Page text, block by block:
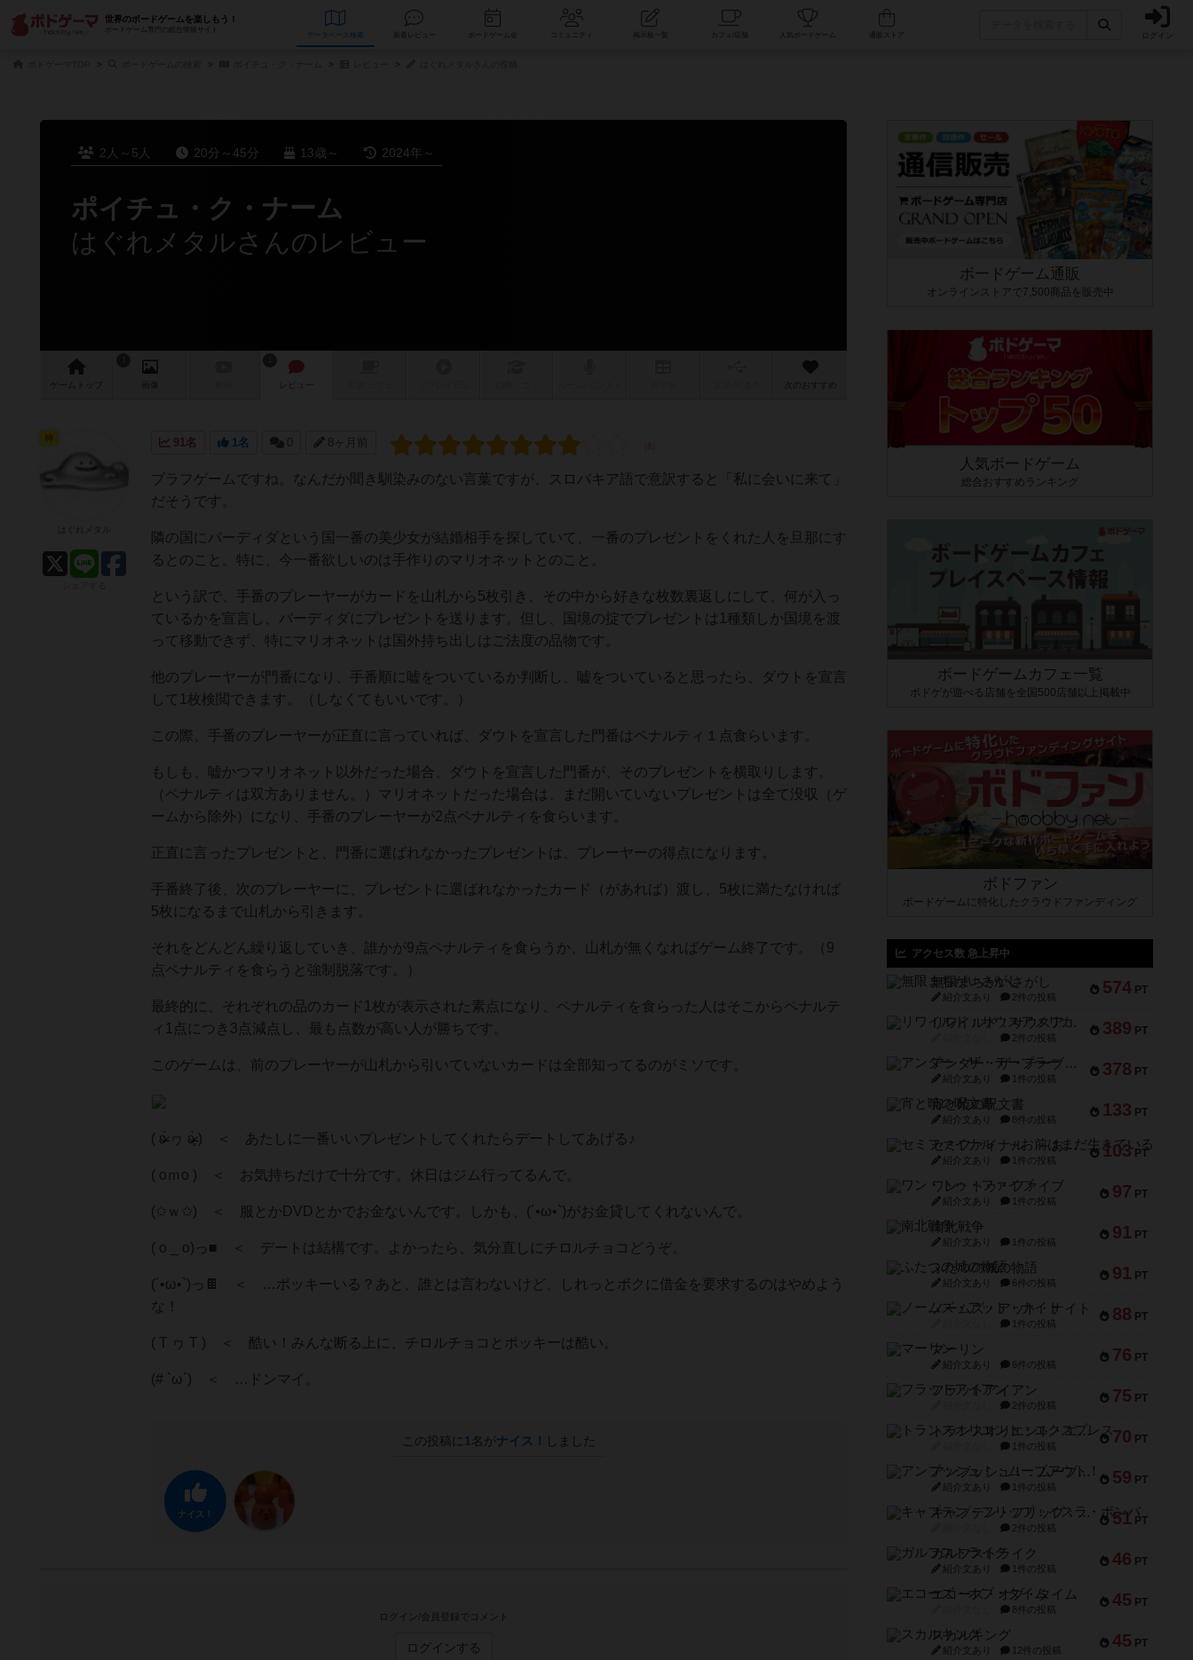
世界のボードゲームを楽しもう！
ボードゲーム専門の総合情報サイト
データベース コミュニティ 人気ボードゲーム ログイン
2人～5人 20分～45分 13歳～ 2024年～
ポイチュ・ク・ナーム
はぐれメタルさんのレビュー
ゲーム 画像 レビュー 次のおすすめ
91名 1名 0 8ヶ月前
ブラフゲームですね。なんだか聞き馴染みのない言葉ですが、スロバキア語で意訳すると「私に会いに来て」
だそうです。
隣の国にパーディダという国一番の美少女が結婚相手を探していて、一番のプレゼントをくれた人を旦那にす
るとのこと。特に、今一番欲しいのは手作りのマリオネットとのこと。
という訳で、手番のプレーヤーがカードを山札から5枚引き、その中から好きな枚数裏返しにして、何が入っ
ているかを宣言し、パーディダにプレゼントを送ります。但し、国境の掟でプレゼントは1種類しか国境を渡
って移動できず、特にマリオネットは国外持ち出しはご法度の品物です。
他のプレーヤーが門番になり、手番順に嘘をついているか判断し、嘘をついていると思ったら、ダウトを宣言
して1枚検閲できます。（しなくてもいいです。）
この際、手番のプレーヤーが正直に言っていれば、ダウトを宣言した門番はペナルティ１点食らいます。
もしも、嘘かつマリオネット以外だった場合、ダウトを宣言した門番が、そのプレゼントを横取りします。
（ペナルティは双方ありません。）マリオネットだった場合は、まだ開いていないプレゼントは全て没収（ゲ
ームから除外）になり、手番のプレーヤーが2点ペナルティを食らいます。
正直に言ったプレゼントと、門番に選ばれなかったプレゼントは、プレーヤーの得点になります。
手番終了後、次のプレーヤーに、プレゼントに選ばれなかったカード（があれば）渡し、5枚に満たなければ
5枚になるまで山札から引きます。
それをどんどん繰り返していき、誰かが9点ペナルティを食らうか、山札が無くなればゲーム終了です。（9
点ペナルティを食らうと強制脱落です。）
最終的に、それぞれの品のカード1枚が表示された素点になり、ペナルティを食らった人はそこからペナルテ
ィ1点につき3点減点し、最も点数が高い人が勝ちです。
このゲームは、前のプレーヤーが山札から引いていないカードは全部知ってるのがミソです。
( ʚ̴̶̷́ ヮ ʚ̴̶̷̥̀ ) ＜ あたしに一番いいプレゼントしてくれたらデートしてあげる♪
( oｍo ) ＜ お気持ちだけで十分です。休日はジム行ってるんで。
(✩ｗ✩) ＜ 服とかDVDとかでお金ないんです。しかも、(´•⁠ω•⁠`)がお金貸してくれないんで。
( o _ o)っ■ ＜ デートは結構です。よかったら、気分直しにチロルチョコどうぞ。
(´•⁠ω•⁠`)っ🍫 ＜ …ポッキーいる？あと、誰とは言わないけど、しれっとボクに借金を要求するのはやめよう
な！
( T ヮ T ) ＜ 酷い！みんな断る上に、チロルチョコとポッキーは酷い。
(# `ω´) ＜ …ドンマイ。
この投稿に 1 名がナイス！ しました
ナイス！
ログイン/会員登録でコメント
ログインする
ボードゲーム通販
オンラインストアで7,500商品を販売中
人気ボードゲーム
総合おすすめランキング
ボードゲームカフェ一覧
ボドゲが遊べる店舗を全国500店舗以上掲載中
ボドファン
ボードゲームに特化したクラウドファンディング
アクセス数 急上昇中
574 PT
無限まちがいさがし
紹介文あり 2件の投稿
389 PT
リワイルド：サウスアメリカ
2件の投稿
378 PT
アンダー・ザ・テーブラー
紹介文あり 1件の投稿
133 PT
宵と暁の呪文書
紹介文あり 8件の投稿
103 PT
セミファイナル ～お前はまだ生きている～
紹介文あり 1件の投稿
97 PT
ワン・トゥ・ファイブ
紹介文あり 1件の投稿
91 PT
南北戦争
紹介文あり 1件の投稿
91 PT
ふたつの城の物語
紹介文あり 6件の投稿
88 PT
ノームズ・アット・ナイト
1件の投稿
76 PT
マーリン
紹介文あり 6件の投稿
75 PT
フラットアイアン
2件の投稿
70 PT
トランスオリエント・エクスプレス
1件の投稿
59 PT
アンブッシュ！：ムーブアウト！
紹介文あり 1件の投稿
51 PT
キャプテン・フリップ：イスラ・ボンバ
2件の投稿
46 PT
ガルフストライク
紹介文あり 1件の投稿
45 PT
エコーズ・オブ・タイム
8件の投稿
45 PT
スカルキング
紹介文あり 12件の投稿